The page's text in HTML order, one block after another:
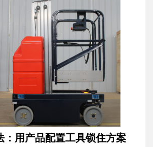
：用产品配置工具锁住方案